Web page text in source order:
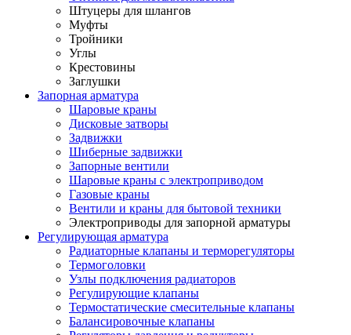
Штуцеры для шлангов
Муфты
Тройники
Углы
Крестовины
Заглушки
Запорная арматура
Шаровые краны
Дисковые затворы
Задвижки
Шиберные задвижки
Запорные вентили
Шаровые краны с электроприводом
Газовые краны
Вентили и краны для бытовой техники
Электроприводы для запорной арматуры
Регулирующая арматура
Радиаторные клапаны и терморегуляторы
Термоголовки
Узлы подключения радиаторов
Регулирующие клапаны
Термостатические смесительные клапаны
Балансировочные клапаны